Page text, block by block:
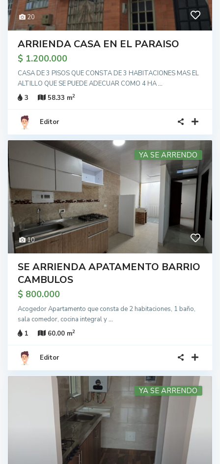
20
ARRIENDA CASA EN EL PARAISO
$ 1.200.000
CASA DE 3 PISOS QUE CONSTA DE 3 HABITACIONES MAS EL
ALTILLO QUE SE PUEDE ADECUAR COMO 4 HA...
3
58.33 m2
Editor
10
YA SE ARRENDO
SE ARRIENDA APATAMENTO BARRIO
CAMBULOS
$ 800.000
Acogedor Apartamento que consta de 2 habitaciones, 1 baño,
sala comedor, cocina integral y...
1
60.00 m2
Editor
YA SE ARRENDO